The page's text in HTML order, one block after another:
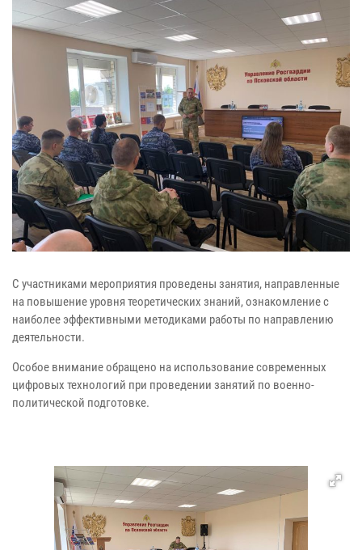
С участниками мероприятия проведены занятия, направленные
на повышение уровня теоретических знаний, ознакомление с
наиболее эффективными методиками работы по направлению
деятельности.
Особое внимание обращено на использование современных
цифровых технологий при проведении занятий по военно-
политической подготовке.